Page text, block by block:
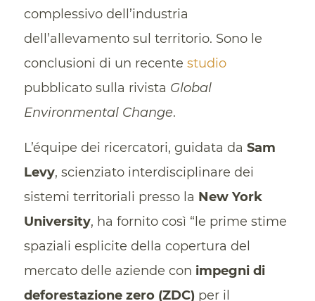
complessivo dell’industria
dell’allevamento sul territorio. Sono le
conclusioni di un recente studio
pubblicato sulla rivista Global
Environmental Change.
L’équipe dei ricercatori, guidata da Sam
Levy, scienziato interdisciplinare dei
sistemi territoriali presso la New York
University, ha fornito così “le prime stime
spaziali esplicite della copertura del
mercato delle aziende con impegni di
deforestazione zero (ZDC) per il